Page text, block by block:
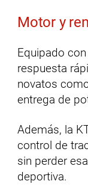
Motor y
Equipado
respuesta
novatos
entrega de
Además, la
control de
sin perder
deportiva.